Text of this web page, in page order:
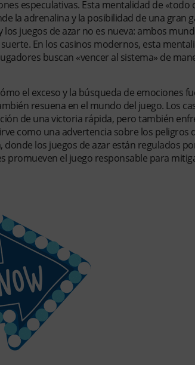
especulativas. Esta mentalidad de «todo
la adrenalina y la posibilidad de una gran
los juegos de azar no es nueva: ambos
En los casinos modernos, esta
buscan «vencer al sistema» de
el exceso y la búsqueda de emociones
resuena en el mundo del juego. Los
de una victoria rápida, pero también
como una advertencia sobre los peligros
donde los juegos de azar están regulados
promueven el juego responsable para